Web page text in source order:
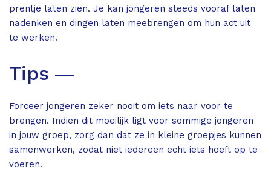
prentje laten zien. Je kan jongeren steeds vooraf laten
nadenken en dingen laten meebrengen om hun act uit
te werken.
Tips ―
Forceer jongeren zeker nooit om iets naar voor te
brengen. Indien dit moeilijk ligt voor sommige jongeren
in jouw groep, zorg dan dat ze in kleine groepjes kunnen
samenwerken, zodat niet iedereen echt iets hoeft op te
voeren.